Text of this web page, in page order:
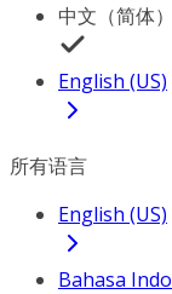
中文（简体）
English (US)
所有语言
English (US)
Bahasa